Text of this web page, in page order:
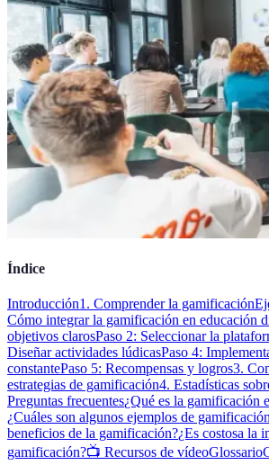
Índice
Introducción1. Comprender la gamificación
Cómo integrar la gamificación en educación
objetivos clarosPaso 2: Seleccionar la
Diseñar actividades lúdicasPaso 4:
constantePaso 5: Recompensas y logros3.
estrategias de gamificación4. Estadísticas
Preguntas frecuentes¿Qué es la gamificación
¿Cuáles son algunos ejemplos de
beneficios de la gamificación?¿Es costosa la
gamificación?📺 Recursos de vídeoGlossario